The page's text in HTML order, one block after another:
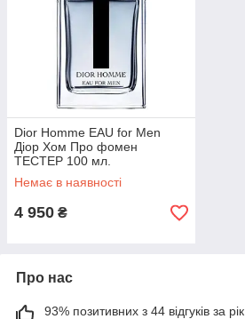
Dior Homme EAU for Men
Діор Хом Про фомен
ТЕСТЕР 100 мл.
Немає в наявності
4 950 ₴
Про нас
93% позитивних з 44 відгуків за рік